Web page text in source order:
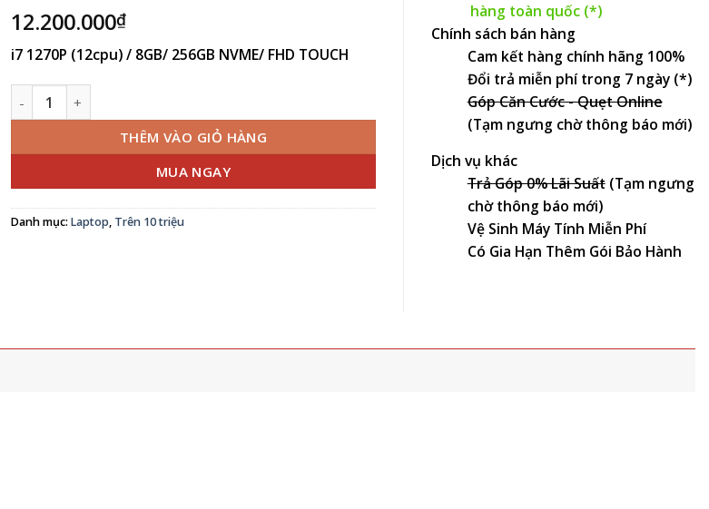
12.200.000₫
i7 1270P (12cpu) / 8GB/ 256GB NVME/ FHD TOUCH
Thinkpad T14 G3 số lượng
THÊM VÀO GIỎ HÀNG
MUA NGAY
Danh mục: Laptop, Trên 10 triệu
hàng toàn quốc (*)
Chính sách bán hàng
Cam kết hàng chính hãng 100%
Đổi trả miễn phí trong 7 ngày (*)
Góp Căn Cước - Quẹt Online
(Tạm ngưng chờ thông báo mới)
Dịch vụ khác
Trả Góp 0% Lãi Suất(Tạm ngưng
chờ thông báo mới)
Vệ Sinh Máy Tính Miễn Phí
Có Gia Hạn Thêm Gói Bảo Hành